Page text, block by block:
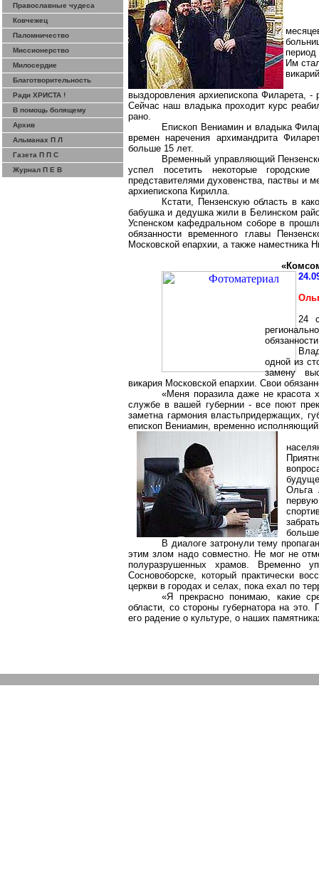
Православные чудеса
Ковчежец
Паломничество
Миссионерство
Милосердие
Благотворительность
Ради ХРИСТА !
В помощь болящему
Архив
Альманах П Л
Газета П П С
Журнал П Е В
Им
выздоровления архиепископа Филарета, -
Сейчас наш владыка проходит курс
рано.
Епископ Вениамин и владыка
времен наречения архимандрита
больше 15 лет.
Временный управляющий
успел посетить некоторые
представителями духовенства, паствы и
архиепископа Кирилла.
Кстати, Пензенскую область в
бабушка и дедушка жили в Белинском
Успенском кафедральном соборе в
обязанности временного главы
Московской епархии, а также наместника
24
одной из
замену
викария Московской епархии. Свои
«Меня поразила даже не красота
службе в вашей губернии - все поют
заметна гармония властьпридержащих,
епископ Вениамин, временно
Ольга
В диалоге затронули тему
этим злом надо совместно. Не мог не
полуразрушенных храмов. Временно
Сосновоборске, который практически
церкви в городах и селах, пока ехал по
«Я прекрасно понимаю, какие
области, со стороны губернатора на
его радение о культуре, о наших